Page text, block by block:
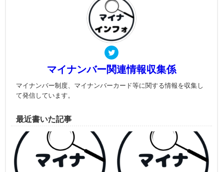
マイナンバー関連情報収集係
マイナンバー制度、マイナンバーカード等に関する情報を収集し
て発信しています。
最近書いた記事